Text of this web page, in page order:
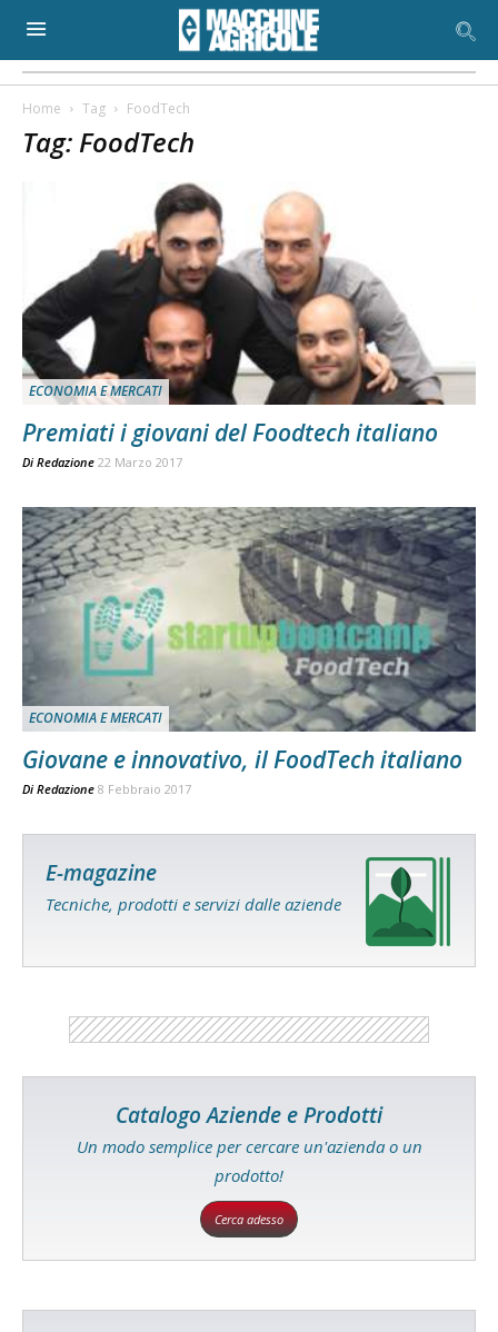
Home Tag FoodTech
Tag: FoodTech
ECONOMIA E MERCATI
Premiati i giovani del Foodtech italiano
Di Redazione 22 Marzo 2017
ECONOMIA E MERCATI
Giovane e innovativo, il FoodTech italiano
Di Redazione 8 Febbraio 2017
E-magazine
Tecniche, prodotti e servizi dalle aziende
Catalogo Aziende e Prodotti
Un modo semplice per cercare un'azienda o un
prodotto!
Cerca adesso